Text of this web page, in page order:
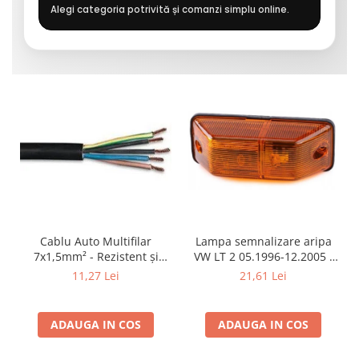
Alegi categoria potrivită și comanzi simplu online.
Cablu Auto Multifilar
7x1,5mm² - Rezistent și
Flexibil pentru Remorci 12V-
11,27 Lei
ADAUGA IN COS
Lampa semnalizare aripa
VW LT 2 05.1996-12.2005 ;
Mercedes Sprinter 1995-
Neoplan Euroliner,
Starliner,Centroliner,
21,61 Lei
ADAUGA IN COS